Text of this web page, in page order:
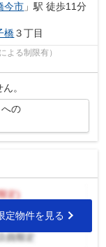
今市 」駅 徒歩11分
橋３丁目
る制限有）
。
への
定物件を見る